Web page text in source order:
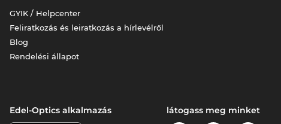
GYIK / Helpcenter
Feliratkozás és leiratkozás a hírlevélről
Blog
Rendelési állapot
Edel-Optics alkalmazás látogass meg minket